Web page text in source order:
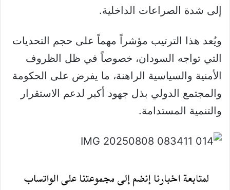
إلى شدة الصراعات الداخلية.
ويُعد هذا الترتيب مؤشراً مهماً على حجم التحديات
التي تواجه السودان، خصوصاً في ظل الظروف
الأمنية والسياسية الراهنة، ما يفرض على الحكومة
والمجتمع الدولي بذل جهود أكبر لدعم الاستقرار
والتنمية المستدامة.